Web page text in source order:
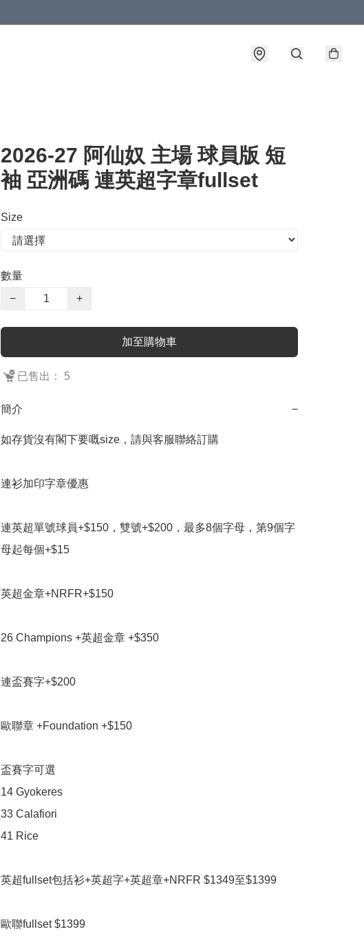
2026-27 阿仙奴 主場 球員版 短
袖 亞洲碼 連英超字章fullset
Size
數量
−
+
加至購物車
已售出： 5
簡介 −
如存貨沒有閣下要嘅size，請與客服聯絡訂購
連衫加印字章優惠
連英超單號球員+$150，雙號+$200，最多8個字母，第9個字
母起每個+$15
英超金章+NRFR+$150
26 Champions +英超金章 +$350
連盃賽字+$200
歐聯章 +Foundation +$150
盃賽字可選
14 Gyokeres
33 Calafiori
41 Rice
英超fullset包括衫+英超字+英超章+NRFR $1349至$1399
歐聯fullset $1399